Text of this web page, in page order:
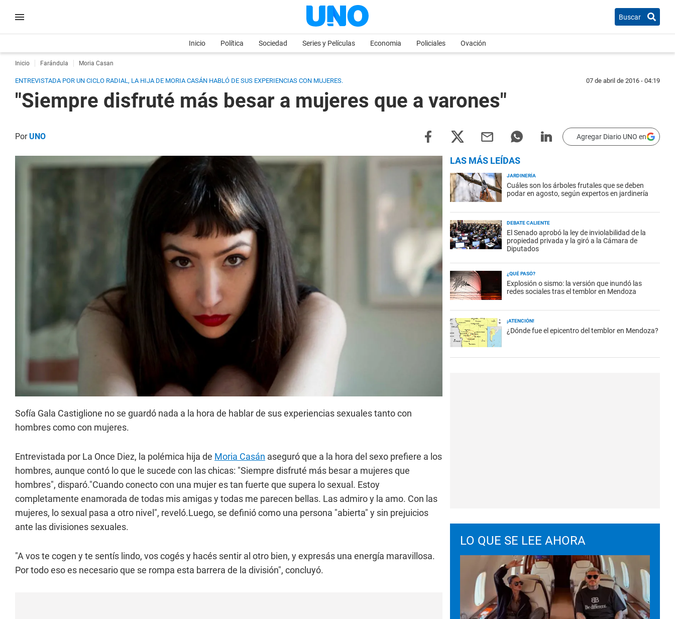
Buscar
Inicio Política Sociedad Series y Películas Economia Policiales Ovación
Inicio Farándula Moria Casan
ENTREVISTADA POR UN CICLO RADIAL, LA HIJA DE MORIA CASÁN HABLÓ DE SUS EXPERIENCIAS CON MUJERES. 07 de abril de 2016 - 04:19
"Siempre disfruté más besar a mujeres que a varones"
PorUNO Agregar Diario UNO en
Sofía Gala Castiglione no se guardó nada a la hora de hablar de sus experiencias sexuales tanto con
hombres como con mujeres.
Entrevistada por La Once Diez, la polémica hija de Moria Casán aseguró que a la hora del sexo prefiere a los
hombres, aunque contó lo que le sucede con las chicas: "Siempre disfruté más besar a mujeres que
hombres", disparó."Cuando conecto con una mujer es tan fuerte que supera lo sexual. Estoy
completamente enamorada de todas mis amigas y todas me parecen bellas. Las admiro y la amo. Con las
mujeres, lo sexual pasa a otro nivel", reveló.Luego, se definió como una persona "abierta" y sin prejuicios
ante las divisiones sexuales.
"A vos te cogen y te sentís lindo, vos cogés y hacés sentir al otro bien, y expresás una energía maravillosa.
Por todo eso es necesario que se rompa esta barrera de la división", concluyó.
LAS MÁS LEÍDAS
JARDINERÍA
Cuáles son los árboles frutales que se deben
podar en agosto, según expertos en jardinería
DEBATE CALIENTE
El Senado aprobó la ley de inviolabilidad de la
propiedad privada y la giró a la Cámara de
Diputados
¿QUÉ PASÓ?
Explosión o sismo: la versión que inundó las
redes sociales tras el temblor en Mendoza
¡ATENCIÓN!
¿Dónde fue el epicentro del temblor en Mendoza?
LO QUE SE LEE AHORA